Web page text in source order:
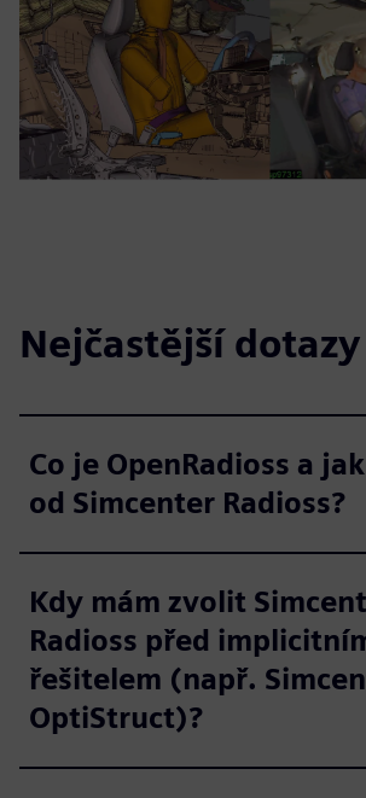
Nejčastější dotazy
Co je OpenRadioss a
od Simcenter Radioss?
Kdy mám zvolit
Radioss před
řešitelem (např.
OptiStruct)?